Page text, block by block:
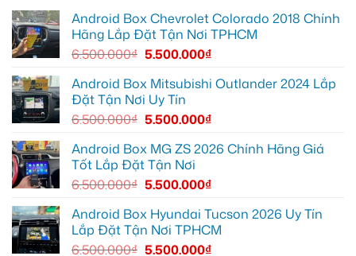
cao
trải
nghiệm
Hóc
Môn
lái
thoải
mái
hơn
Android
box
Geely
EX2
Quận
để
bản
YouTube
tiện
lợi
hơn
Android Box Chevrolet Colorado 2018 Chính
Hãng Lắp Đặt Tận Nơi TPHCM
6.500.000₫ 5.500.000₫
Android Box Mitsubishi Outlander 2024 Lắp
Đặt Tận Nơi Uy Tín
6.500.000₫ 5.500.000₫
Android Box MG ZS 2026 Chính Hãng Giá
Tốt Lắp Đặt Tận Nơi
6.500.000₫ 5.500.000₫
Android Box Hyundai Tucson 2026 Uy Tín
Lắp Đặt Tận Nơi TPHCM
6.500.000₫ 5.500.000₫